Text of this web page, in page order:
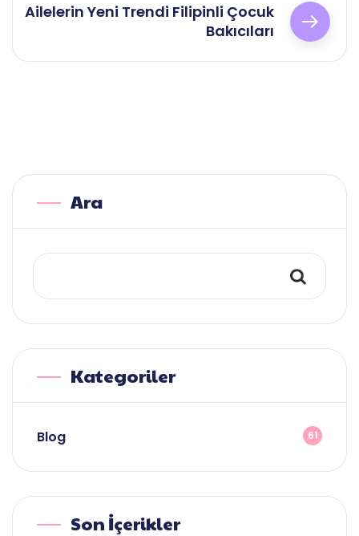
Ailelerin Yeni Trendi Filipinli Çocuk
Bakıcıları
Ara
Kategoriler
Blog 61
Son İçerikler